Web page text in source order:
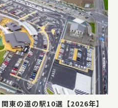
東の道の駅10選【2026年】